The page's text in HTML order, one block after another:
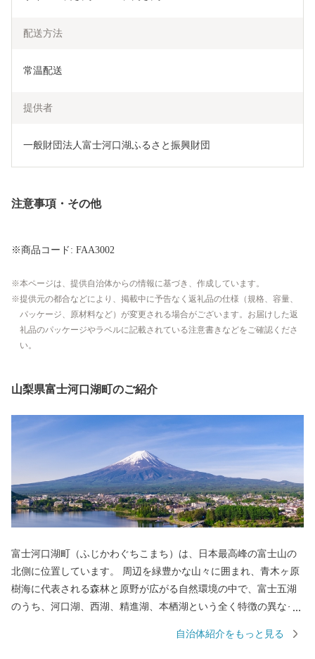
配送方法
常温配送
提供者
一般財団法人富士河口湖ふるさと振興財団
注意事項・その他
※商品コード: FAA3002
本ページは、提供自治体からの情報に基づき、作成しています。
提供元の都合などにより、掲載中に予告なく返礼品の仕様（規格、容量、
パッケージ、原材料など）が変更される場合がございます。お届けした返
礼品のパッケージやラベルに記載されている注意書きなどをご確認くださ
い。
山梨県富士河口湖町のご紹介
富士河口湖町（ふじかわぐちこまち）は、日本最高峰の富士山の
北側に位置しています。 周辺を緑豊かな山々に囲まれ、青木ヶ原
樹海に代表される森林と原野が広がる自然環境の中で、富士五湖
のうち、河口湖、西湖、精進湖、本栖湖という全く特徴の異なっ
す。 南は富士山の傾斜地、北は御坂山系に挟まれた高原のため夏
自治体紹介をもっと見る